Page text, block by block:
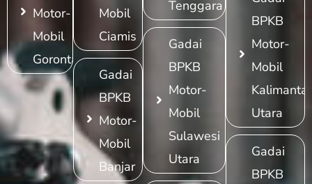
Motor-
Mobil
Gorontalo
Mobil
Ciamis
Gadai
BPKB
Motor-
Mobil
Banjar
Tenggara
Gadai
BPKB
Motor-
Mobil
Sulawesi
Utara
BPKB
Motor-
Mobil
Utara
Gadai
BPKB